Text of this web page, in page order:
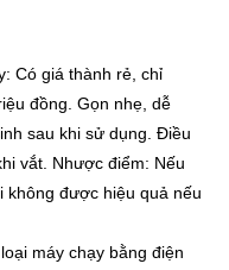
Có giá thành rẻ, chỉ
đồng. Gọn nhẹ, dễ
sau khi sử dụng. Điều
vắt. Nhược điểm: Nếu
không được hiệu quả nếu
máy chạy bằng điện